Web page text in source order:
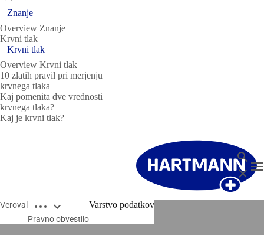
Znanje
Overview Znanje
Krvni tlak
Krvni tlak
Overview Krvni tlak
10 zlatih pravil pri merjenju
krvnega tlaka
Kaj pomenita dve vrednosti
krvnega tlaka?
Kaj je krvni tlak?
Išči
Zapri
Veroval Open breadcrumbs
Pravno obvestilo
Varstvo podatkov